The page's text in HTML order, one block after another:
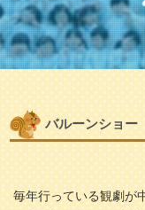
バルーンショー
毎年行っている観劇が